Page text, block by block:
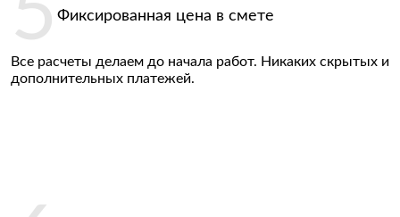
Фиксированная цена в смете
Все расчеты делаем до начала работ. Никаких скрытых и
дополнительных платежей.
Нажимая на кнопку, вы даете согласие на
соглашением